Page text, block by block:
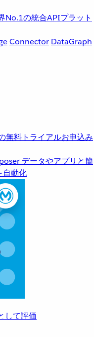
No.1の統合APIプラット
Connector DataGraph
料トライアルお申込み
データやアプリと簡
自動化
して評価